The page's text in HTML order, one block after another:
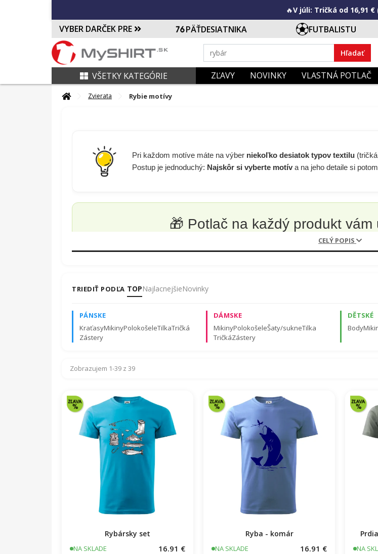
🔥V júli: Tričká od 16,91 €
VYBER DARČEK PRE PÄŤDESIATNIKA FUTBALISTU
Hľadať
VŠETKY KATEGÓRIE ZĽAVY NOVINKY VLASTNÁ POTLAČ
Zvierata Rybie motívy
Pri každom motíve máte na výber niekoľko desiatok typov textilu
Postup je jednoduchý: Najskôr si vyberte motíva na jeho detaile si
🎁 Potlač na každý produkt
✔️Chrbát v štýle futbalového dresu?Meno a číslo nie je problém.
✔️Stačí
✔️ Táto
športové materiály. Presné zloženie nájdete popísané pri každom produkte.
CELÝ POPIS
TRIEDIŤ PODĽA TOPNajlacnejšieNovinky
PÁNSKE
KraťasyMikinyPolokošeleTilkaTričká
Zástery
DÁMSKE
MikinyPolokošeleŠaty/sukneTilka
TričkáZástery
DĚTSKÉ
Body
Zobrazujem 1-39 z 39
Rybársky set
NA SKLADE 16.91 €
Ryba - komár
NA SKLADE 16.91 € NA